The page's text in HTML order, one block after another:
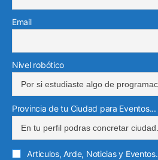
Email
Nivel robótico
Provincia de tu Ciudad para Eventos...
Articulos, Arde, Noticias y Eventos.